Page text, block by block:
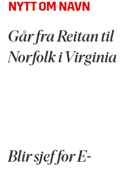
NYTT OM NAVN
Går fra Reitan til
Norfolk i Virginia
Blir sjef for E-